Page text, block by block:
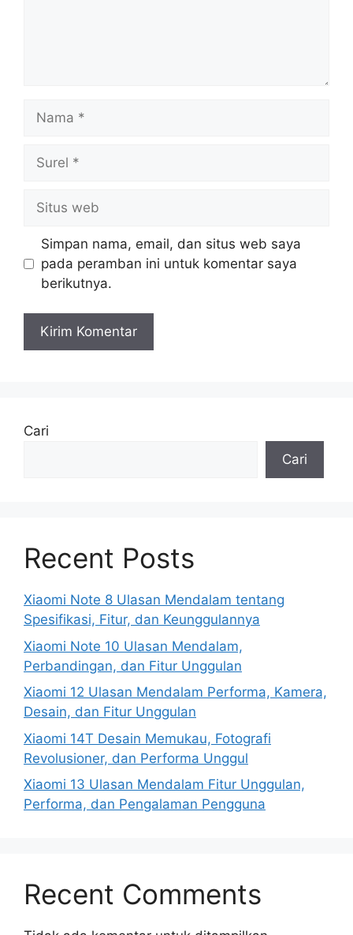
web
Simpan nama, email, dan situs web saya
pada peramban ini untuk komentar saya
berikutnya.
Cari
Cari
Recent Posts
Xiaomi Note 8 Ulasan Mendalam tentang
Spesifikasi, Fitur, dan Keunggulannya
Xiaomi Note 10 Ulasan Mendalam,
Perbandingan, dan Fitur Unggulan
Xiaomi 12 Ulasan Mendalam Performa, Kamera,
Desain, dan Fitur Unggulan
Xiaomi 14T Desain Memukau, Fotografi
Revolusioner, dan Performa Unggul
Xiaomi 13 Ulasan Mendalam Fitur Unggulan,
Performa, dan Pengalaman Pengguna
Recent Comments